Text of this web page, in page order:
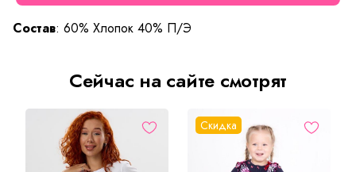
Ткань: Кулир
Состав: 60% Хлопок 40% П/Э
Сейчас на сайте смотрят
Скидка